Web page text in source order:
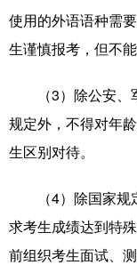
使用的外语语种需
生谨慎报考，但不
（3）除公安、
规定外，不得对年
生区别对待。
（4）除国家规
求考生成绩达到特
前组织考生面试、